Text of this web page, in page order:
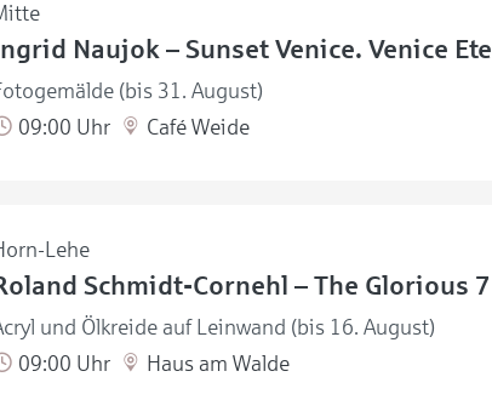
Naujok – Sunset Venice. Venice
(bis 31. August)
09:00 Uhr
Café Weide
Lehe
Schmidt-Cornehl – The Glorious 7
und Ölkreide auf Leinwand (bis 16. August)
09:00 Uhr
Haus am Walde